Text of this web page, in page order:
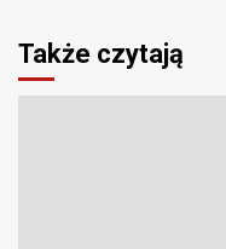
Także czytają